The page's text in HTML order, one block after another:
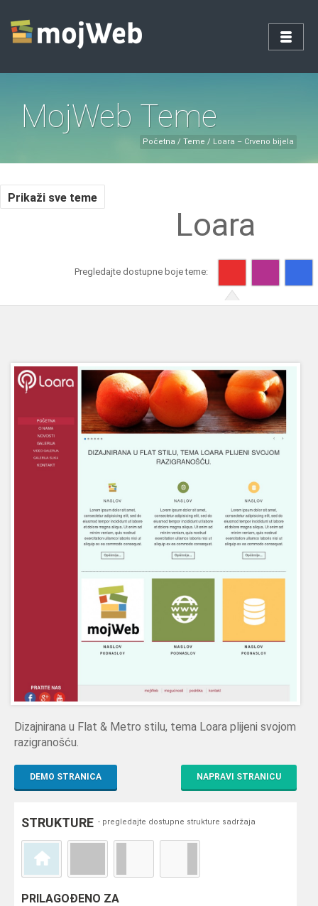
MojWeb Teme
Početna / Teme / Loara – Crveno bijela
Prikaži sve teme
Loara
Pregledajte dostupne boje teme:
Dizajnirana u Flat & Metro stilu, tema Loara plijeni svojom
razigranošću.
DEMO STRANICA NAPRAVI STRANICU
STRUKTURE - pregledajte dostupne strukture sadržaja
PRILAGOĐENO ZA